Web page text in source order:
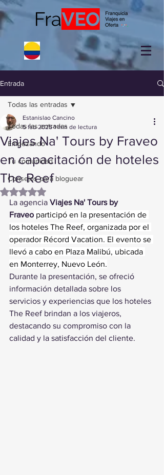
Entrada
Todas las entradas
Empezando
Tu comunidad
Consejos para bloguear
Todas las entradas
Viajes Na' Tours by Fraveo
en capacitación de hoteles
The Reef
Estanislao Cancino
5 feb 2025 1 min de lectura
Obtuvo NaN de 5 estrellas.
La agencia Viajes Na' Tours by
Fraveo participó en la presentación de
los hoteles The Reef, organizada por el
operador Récord Vacation. El evento se
llevó a cabo en Plaza Malibú, ubicada
en Monterrey, Nuevo León.
Durante la presentación, se ofreció
información detallada sobre los
servicios y experiencias que los hoteles
The Reef brindan a los viajeros,
destacando su compromiso con la
calidad y la satisfacción del cliente.